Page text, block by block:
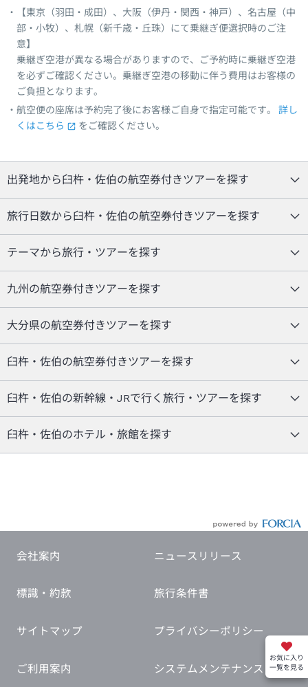
【東京（羽田・成田）、大阪（伊丹・関西・神戸）、名古屋（中
部・小牧）、札幌（新千歳・丘珠）にて乗継ぎ便選択時のご注
意】
乗継ぎ空港が異なる場合がありますので、ご予約時に乗継ぎ空港
を必ずご確認ください。乗継ぎ空港の移動に伴う費用はお客様の
ご負担となります。
航空便の座席は予約完了後にお客様ご自身で指定可能です。
詳し
くはこちら
をご確認ください。
お気に入り
一覧を見る
出発地から臼杵・佐伯の航空券付きツアーを探す
旅行日数から臼杵・佐伯の航空券付きツアーを探す
テーマから旅行・ツアーを探す
九州の航空券付きツアーを探す
大分県の航空券付きツアーを探す
臼杵・佐伯の航空券付きツアーを探す
臼杵・佐伯の新幹線・JRで行く旅行・ツアーを探す
臼杵・佐伯のホテル・旅館を探す
会社案内 ニュースリリース
標識・約款 旅行条件書
サイトマップ プライバシーポリシー
ご利用案内 システムメンテナンス